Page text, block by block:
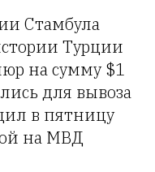
Стамбула
Турции
на сумму $1
для вывоза
в пятницу
на МВД